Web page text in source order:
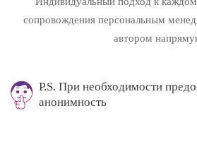
сопровождения персональным
автором
P.S. При необходимости
анонимность